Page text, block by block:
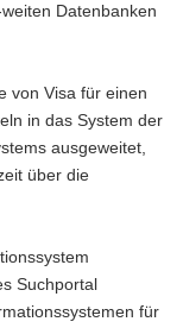
Datenbanken
von Visa für einen
in das System der
ausgeweitet,
über die
Suchportal
für